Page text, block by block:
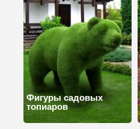
Фигуры садовых
топиаров